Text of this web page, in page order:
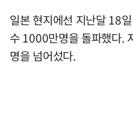
일본 현지에선 지난달 18
수 1000만명을 돌파했다.
명을 넘어섰다.